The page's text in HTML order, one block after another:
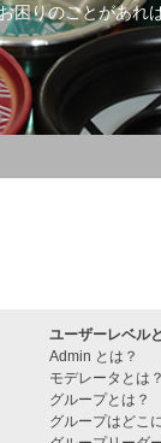
りのことがあ
ユーザーレベル
Admin とは？
モデレータとは？
グループとは？
グループはどこ